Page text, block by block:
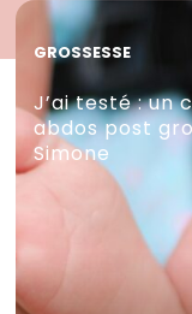
GROSSESSE
J’ai testé : un
abdos post
Simone